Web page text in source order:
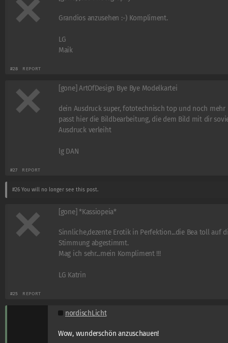
Grandios anzusehen :-) Kompliment.
LG
Maik
#28 REPORT
[gone] ArtOfDesign Bye Bye Modelkartei
dein Ausdruck super, fototechnisch top und noch mehr
passt hier die Bildbearbeitung, die dem Bild mit dir
Ausdruck verleiht
lg DAN
#27 REPORT
#26 You will no longer see this post.
[gone] *Kassiopeia*
Sinnliche,dezente Erotik in Perfektion...die Bea toll auf
Stimmung abgestimmt.
Mag ich sehr...mein Kompliment !!!
LG Katrin
#25 REPORT
nordischLicht
Wow, wunderschön anzuschauen!